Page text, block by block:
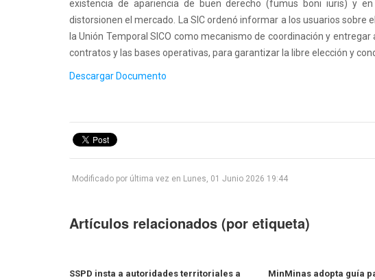
1
2
3
4
5
existencia de apariencia de buen derecho (fumus boni iuris) y
distorsionen el mercado. La SIC ordenó informar a los usuarios
la Unión Temporal SICO como mecanismo de coordinación y
contratos y las bases operativas, para garantizar la libre elección y
Descargar Documento
Modificado por última vez en Lunes, 01 Junio 2026 19:44
Artículos relacionados (por etiqueta)
SSPD insta a autoridades territoriales a
MinMinas adopta guía